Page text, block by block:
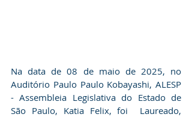
Na data de 08 de maio de 2025, no
Auditório Paulo Paulo Kobayashi, ALESP
- Assembleia Legislativa do Estado de
São Paulo, Katia Felix, foi  Laureado,